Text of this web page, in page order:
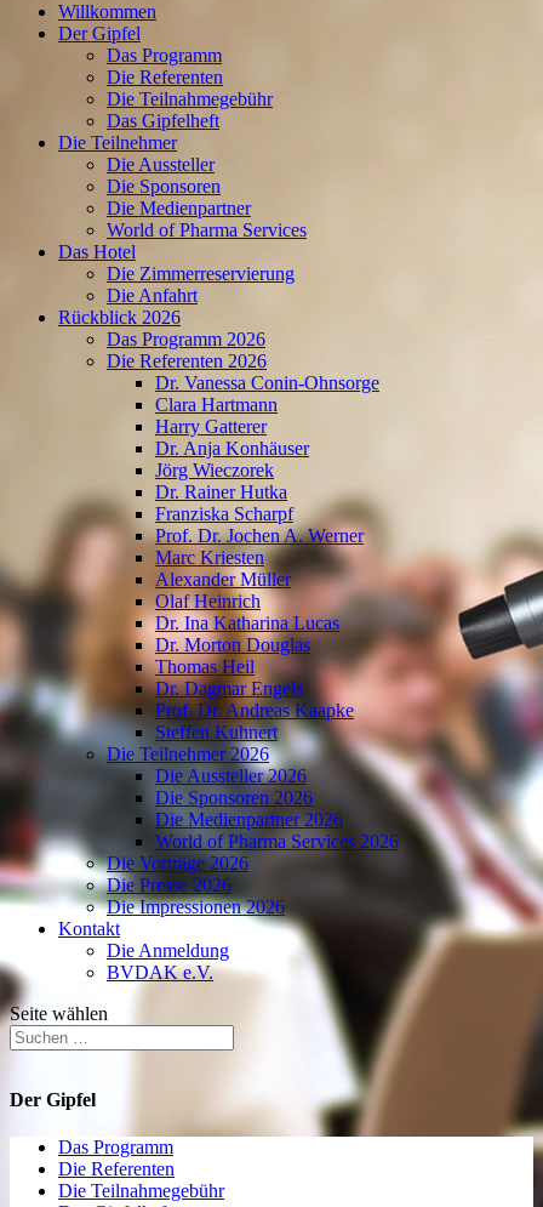
Willkommen
Der Gipfel
Das Programm
Die Referenten
Die Teilnahmegebühr
Das Gipfelheft
Die Teilnehmer
Die Aussteller
Die Sponsoren
Die Medienpartner
World of Pharma Services
Das Hotel
Die Zimmerreservierung
Die Anfahrt
Rückblick 2026
Das Programm 2026
Die Referenten 2026
Dr. Vanessa Conin-Ohnsorge
Clara Hartmann
Harry Gatterer
Dr. Anja Konhäuser
Jörg Wieczorek
Dr. Rainer Hutka
Franziska Scharpf
Prof. Dr. Jochen A. Werner
Marc Kriesten
Alexander Müller
Olaf Heinrich
Dr. Ina Katharina Lucas
Dr. Morton Douglas
Thomas Heil
Dr. Dagmar Engels
Prof. Dr. Andreas Kaapke
Steffen Kuhnert
Die Teilnehmer 2026
Die Aussteller 2026
Die Sponsoren 2026
Die Medienpartner 2026
World of Pharma Services 2026
Die Vorträge 2026
Die Presse 2026
Die Impressionen 2026
Kontakt
Die Anmeldung
BVDAK e.V.
Seite wählen
Der Gipfel
Das Programm
Die Referenten
Die Teilnahmegebühr